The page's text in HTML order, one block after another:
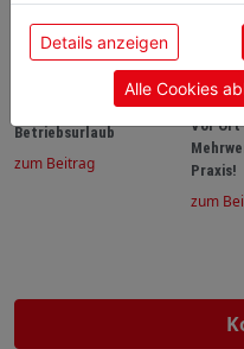
Betriebsurlaub
zum Beitrag
Vor Ort
Praxis!
zum
Details anzeigen
Alle Cookies